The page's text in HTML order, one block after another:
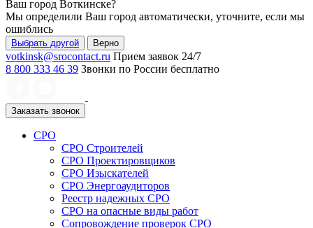
Ваш город Воткинске?
Мы определили Ваш город автоматически, уточните, если мы
ошиблись
Выбрать другой Верно
votkinsk@srocontact.ru Прием заявок 24/7
8 800 333 46 39 Звонки по России бесплатно
Заказать звонок
СРО
СРО Строителей
СРО Проектировщиков
СРО Изыскателей
СРО Энергоаудиторов
Реестр надежных СРО
СРО на опасные виды работ
Сопровождение проверок СРО